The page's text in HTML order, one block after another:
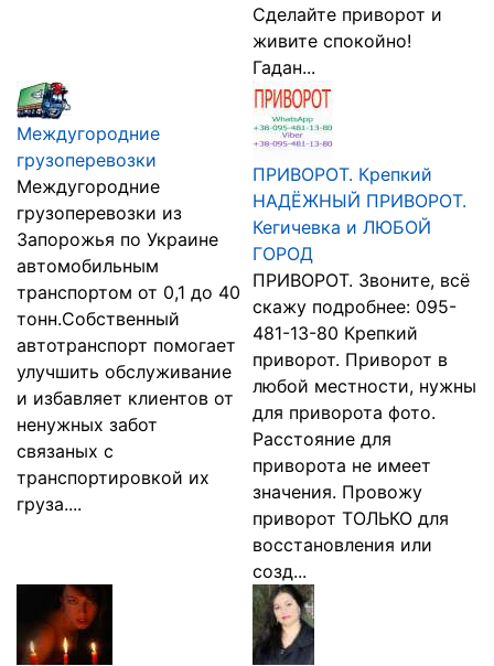
Сделайте приворот и
живите спокойно!
Гадан...
Междугородние
грузоперевозки
Междугородние
грузоперевозки из
Запорожья по Украине
автомобильным
транспортом от 0,1 до 40
тонн.Собственный
автотранспорт помогает
улучшить обслуживание
и избавляет клиентов от
ненужных забот
связаных с
транспортировкой их
груза....
ПРИВОРОТ. Крепкий
НАДЁЖНЫЙ ПРИВОРОТ.
Кегичевка и ЛЮБОЙ
ГОРОД
ПРИВОРОТ. Звоните, всё
скажу подробнее: 095-
481-13-80 Крепкий
приворот. Приворот в
любой местности, нужны
для приворота фото.
Расстояние для
приворота не имеет
значения. Провожу
приворот ТОЛЬКО для
восстановления или
созд...